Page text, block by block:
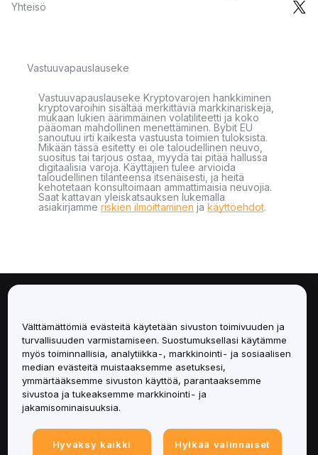
Yhteisö
Vastuuvapauslauseke
Vastuuvapauslauseke Kryptovarojen hankkiminen
kryptovaroihin sisältää merkittäviä markkinariskejä,
mukaan lukien äärimmäinen volatiliteetti ja koko
pääoman mahdollinen menettäminen. Bybit EU
sanoutuu irti kaikesta vastuusta toimien tuloksista.
Mikään tässä esitetty ei ole taloudellinen neuvo,
suositus tai tarjous ostaa, myydä tai pitää hallussa
digitaalisia varoja. Käyttäjien tulee arvioida
taloudellinen tilanteensa itsenäisesti, ja heitä
kehotetaan konsultoimaan ammattimaisia neuvojia.
Saat kattavan yleiskatsauksen lukemalla
asiakirjamme riskien ilmoittaminen ja käyttöehdot.
Palvelut
Tuki
Tuotteet
Lakiasiat
Välttämättömiä evästeitä käytetään sivuston toimivuuden ja
turvallisuuden varmistamiseen. Suostumuksellasi käytämme
myös toiminnallisia, analytiikka-, markkinointi- ja sosiaalisen
median evästeitä muistaaksemme asetuksesi,
ymmärtääksemme sivuston käyttöä, parantaaksemme
sivustoa ja tukeaksemme markkinointi- ja
jakamisominaisuuksia.
Hyväksy kaikki
Hylkää valinnaiset